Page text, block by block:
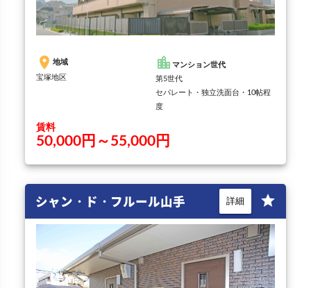
place 地域
宝塚地区
location_city マンション世代
第5世代
セパレート・独立洗面台・10帖程
度
賃料
50,000円～55,000円
シャン・ド・フルール山手 star
詳細